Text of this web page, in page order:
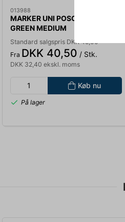
013988
MARKER UNI POSCA PC-5M
GREEN MEDIUM
Standard salgspris DKK 45,00
Fra DKK 40,50 / Stk.
DKK 32,40 ekskl. moms
Køb nu
På lager